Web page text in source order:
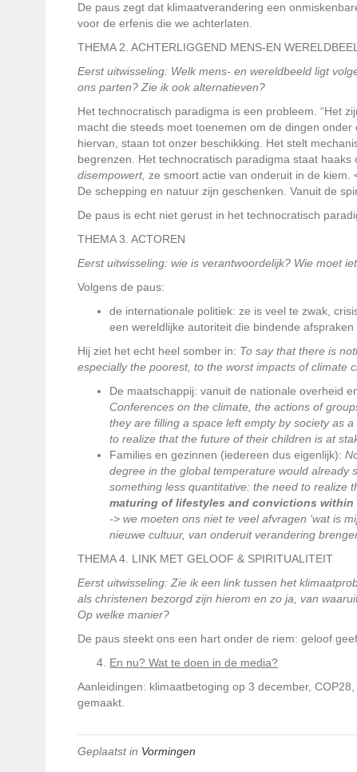
De paus zegt dat klimaatverandering een
voor de erfenis die we achterlaten.
THEMA 2. ACHTERLIGGEND MENS-EN
Eerst uitwisseling: Welk mens- en wereldbeeld ligt
ons parten? Zie ik ook alternatieven?
Het technocratisch paradigma is een probleem. “Het
macht die steeds moet toenemen om de dingen onder
hiervan, staan tot onzer beschikking. Het stelt
begrenzen. Het technocratisch paradigma staat
disempowert, ze smoort actie van onderuit in de kiem.
De schepping en natuur zijn geschenken. Vanuit de
De paus is echt niet gerust in het technocratisch
THEMA 3. ACTOREN
Eerst uitwisseling: wie is verantwoordelijk? Wie moet
Volgens de paus:
de internationale politiek: ze is veel te zwak,
een wereldlijke autoriteit die bindende afspraken
Hij ziet het echt heel somber in: To say that there is
especially the poorest, to the worst impacts of climate
De maatschappij: vanuit de nationale overheid
Conferences on the climate, the actions of
they are filling a space left empty by society as
to realize that the future of their children is at
Families en gezinnen (iedereen dus eigenlijk):
degree in the global temperature would already
something less quantitative: the need to realize
maturing of lifestyles and convictions
-> we moeten ons niet te veel afvragen ‘wat is
nieuwe cultuur, van onderuit verandering
THEMA 4. LINK MET GELOOF & SPIRITUALITEIT
Eerst uitwisseling: Zie ik een link tussen het
als christenen bezorgd zijn hierom en zo ja, van
Op welke manier?
De paus steekt ons een hart onder de riem: geloof
En nu? Wat te doen in de media?
Aanleidingen: klimaatbetoging op 3 december,
gemaakt.
Geplaatst in Vormingen